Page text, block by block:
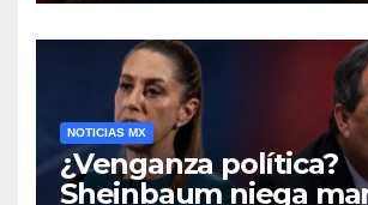
NOTICIAS MX
¿Venganza política?
Sheinbaum niega